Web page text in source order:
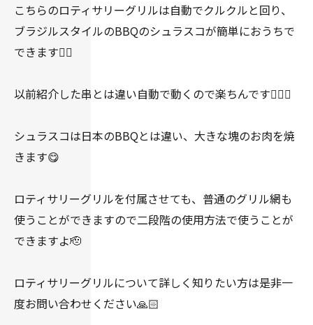
こちらのロティサリーグリルは自動でクルクルと回り、
ブラジルスタイルのBBQのシュラスコが簡単におうちで
できます👍🏻
以前紹介した串とは違い自動で動くので楽ちんです👍🏻✨
シュラスコは日本のBBQとは違い、大きな塊のお肉を焼
きます😋
ロティサリーグリルを付属させても、普通のグリル網も
使うことができますので二段階の使用方法で使うことが
できますよ🫡
ロティサリーグリルについて詳しく知りたい方は是非一
度お問い合わせください🙏🏻